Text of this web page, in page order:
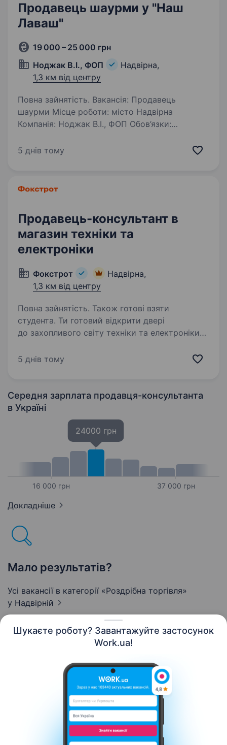
Шукаєте роботу? Завантажуйте застосунок
Work.ua!
Продавець шаурми у "Наш
Лаваш"
19 000 – 25 000 грн
Ноджак В.І., ФОП
Надвірна,
1,3 км від центру
Повна зайнятість. Вакансія: Продавець
шаурми Місце роботи: місто Надвірна
Компанія: Ноджак В.І., ФОП Обов’язки:
з рецептурою компанії Обслуговування
5 днів тому
Продавець-консультант в
магазин техніки та
електроніки
Фокстрот
Надвірна,
1,3 км від центру
Повна зайнятість. Також готові взяти
студента. Ти готовий відкрити двері
до захопливого світу техніки та електроніки?
справжнім експертом у цьому напрямку? Тоді
5 днів тому
Середня зарплата продавця-консультанта
в Україні
16 000 грн
24000 грн
37 000 грн
Докладніше
Мало результатів?
Усі вакансії в категорії «Роздрібна торгівля»
у Надвірній
Контакти Про нас Кар’єра